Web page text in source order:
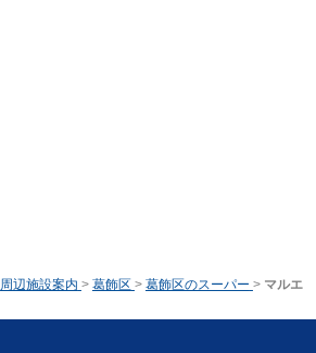
周辺施設案内 > 葛飾区 > 葛飾区のスーパー > マルエ